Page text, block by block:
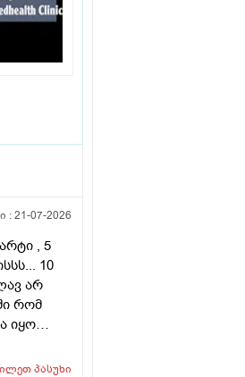
:21-07-2026
, 5
10
არ
რომ
იყო
პასუხი